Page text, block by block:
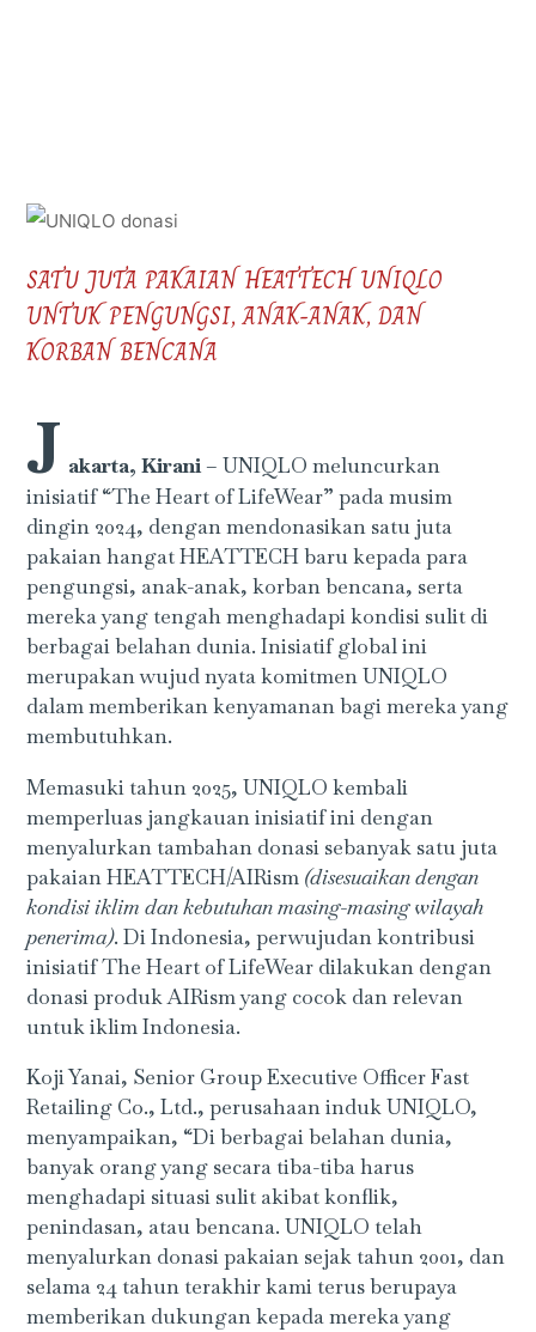
SATU JUTA PAKAIAN HEATTECH UNIQLO
UNTUK PENGUNGSI, ANAK-ANAK, DAN
KORBAN BENCANA
J akarta, Kirani– UNIQLO meluncurkan
inisiatif “The Heart of LifeWear” pada musim
dingin 2024, dengan mendonasikan satu juta
pakaian hangat HEATTECH baru kepada para
pengungsi, anak-anak, korban bencana, serta
mereka yang tengah menghadapi kondisi sulit di
berbagai belahan dunia. Inisiatif global ini
merupakan wujud nyata komitmen UNIQLO
dalam memberikan kenyamanan bagi mereka yang
membutuhkan.
Memasuki tahun 2025, UNIQLO kembali
memperluas jangkauan inisiatif ini dengan
menyalurkan tambahan donasi sebanyak satu juta
pakaian HEATTECH/AIRism (disesuaikan dengan
kondisi iklim dan kebutuhan masing-masing wilayah
penerima). Di Indonesia, perwujudan kontribusi
inisiatif The Heart of LifeWear dilakukan dengan
donasi produk AIRism yang cocok dan relevan
untuk iklim Indonesia.
Koji Yanai, Senior Group Executive Officer Fast
Retailing Co., Ltd., perusahaan induk UNIQLO,
menyampaikan, “Di berbagai belahan dunia,
banyak orang yang secara tiba-tiba harus
menghadapi situasi sulit akibat konflik,
penindasan, atau bencana. UNIQLO telah
menyalurkan donasi pakaian sejak tahun 2001, dan
selama 24 tahun terakhir kami terus berupaya
memberikan dukungan kepada mereka yang